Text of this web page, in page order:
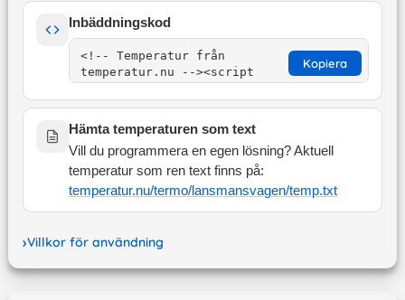
Inbäddningskod
Kopiera
Hämta temperaturen som text
Vill du programmera en egen lösning? Aktuell
temperatur som ren text finns på:
temperatur.nu/termo/lansmansvagen/temp.txt
Villkor för användning